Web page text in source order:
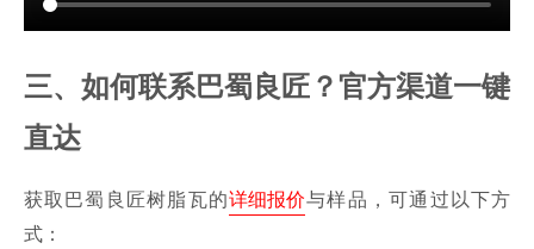
三、如何联系巴蜀良匠？官方渠道一键
直达
获取巴蜀良匠树脂瓦的详细报价与样品，可通过以下方
式：